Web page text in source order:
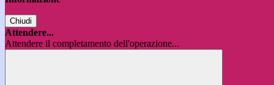
Chiudi
Attendere...
Attendere il completamento dell'operazione...